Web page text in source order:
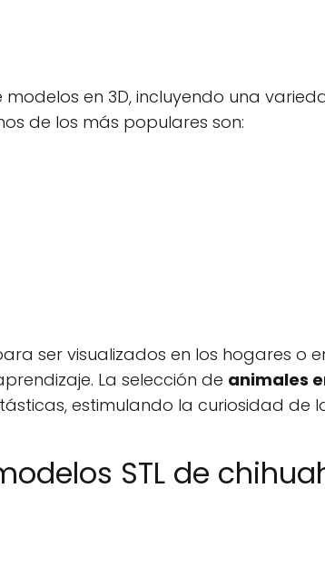
en 3D, incluyendo una
de los más populares son:
ser visualizados en los hogares o
La selección de animales
estimulando la curiosidad de
STL de